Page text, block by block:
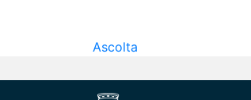
Ascolta